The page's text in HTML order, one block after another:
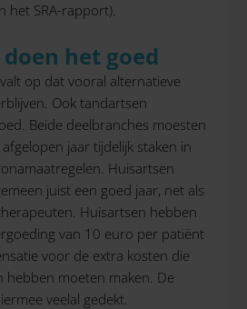
het SRA-rapport).
het goed
op dat vooral alternatieve
Ook tandartsen
Beide deelbranches moesten
jaar tijdelijk staken in
Huisartsen
juist een goed jaar, net als
Huisartsen hebben
van 10 euro per patiënt
voor de extra kosten die
hebben moeten maken. De
veelal gedekt.